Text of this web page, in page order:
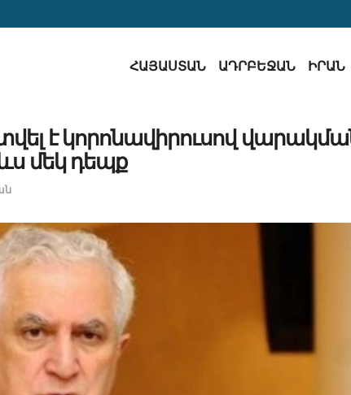
ՀԱՅԱՍՏԱՆ ԱԴՐԲԵՋԱՆ ԻՐԱՆ
է կորոնավիրուսով
մեկ դեպք